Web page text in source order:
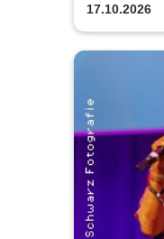
17.10.2026